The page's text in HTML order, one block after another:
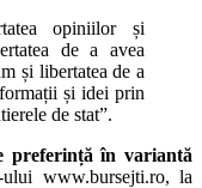
opiniilor și
de a avea
și libertatea de a
și idei prin
de stat”.
preferință în variantă
www.bursejti.ro, la